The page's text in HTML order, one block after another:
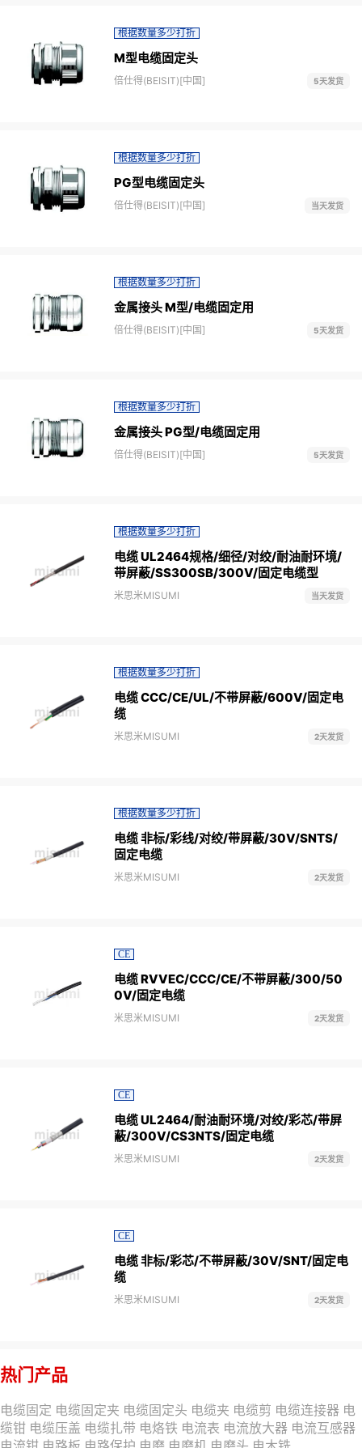
根据数量多少打折
M型电缆固定头
倍仕得(BEISIT)[中国] 5天发货
根据数量多少打折
PG型电缆固定头
倍仕得(BEISIT)[中国] 当天发货
根据数量多少打折
金属接头 M型/电缆固定用
倍仕得(BEISIT)[中国] 5天发货
根据数量多少打折
金属接头 PG型/电缆固定用
倍仕得(BEISIT)[中国] 5天发货
根据数量多少打折
电缆 UL2464规格/细径/对绞/耐油耐环境/
带屏蔽/SS300SB/300V/固定电缆型
米思米MISUMI 当天发货
根据数量多少打折
电缆 CCC/CE/UL/不带屏蔽/600V/固定电
缆
米思米MISUMI 2天发货
根据数量多少打折
电缆 非标/彩线/对绞/带屏蔽/30V/SNTS/
固定电缆
米思米MISUMI 2天发货
CE
电缆 RVVEC/CCC/CE/不带屏蔽/300/50
0V/固定电缆
米思米MISUMI 2天发货
CE
电缆 UL2464/耐油耐环境/对绞/彩芯/带屏
蔽/300V/CS3NTS/固定电缆
米思米MISUMI 2天发货
CE
电缆 非标/彩芯/不带屏蔽/30V/SNT/固定电
缆
米思米MISUMI 2天发货
热门产品
电缆固定 电缆固定夹 电缆固定头 电缆夹 电缆剪 电缆连接器 电
缆钳 电缆压盖 电缆扎带 电烙铁 电流表 电流放大器 电流互感器